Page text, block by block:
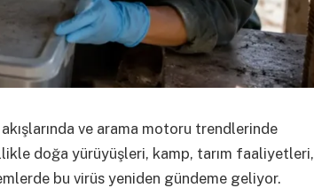
ve arama motoru trendlerinde
doğa yürüyüşleri, kamp, tarım faaliyetleri,
bu virüs yeniden gündeme geliyor.